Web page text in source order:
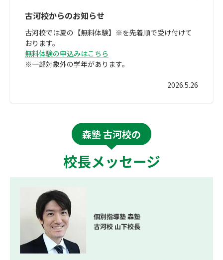
古河校からのお知らせ
古河校では夏の【無料体験】※を先着順で受け付けて
おります。
無料体験の申込みはこちら
※一部対象外の学年があります。
2026.5.26
森塾 古河校の
校長メッセージ
個別指導塾 森塾
古河校 山下校長